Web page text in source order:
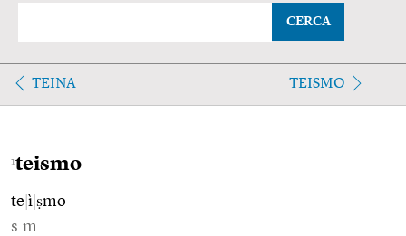
CERCA
TEINA TEISMO
1teismo
te ì ṣmo
s.m.